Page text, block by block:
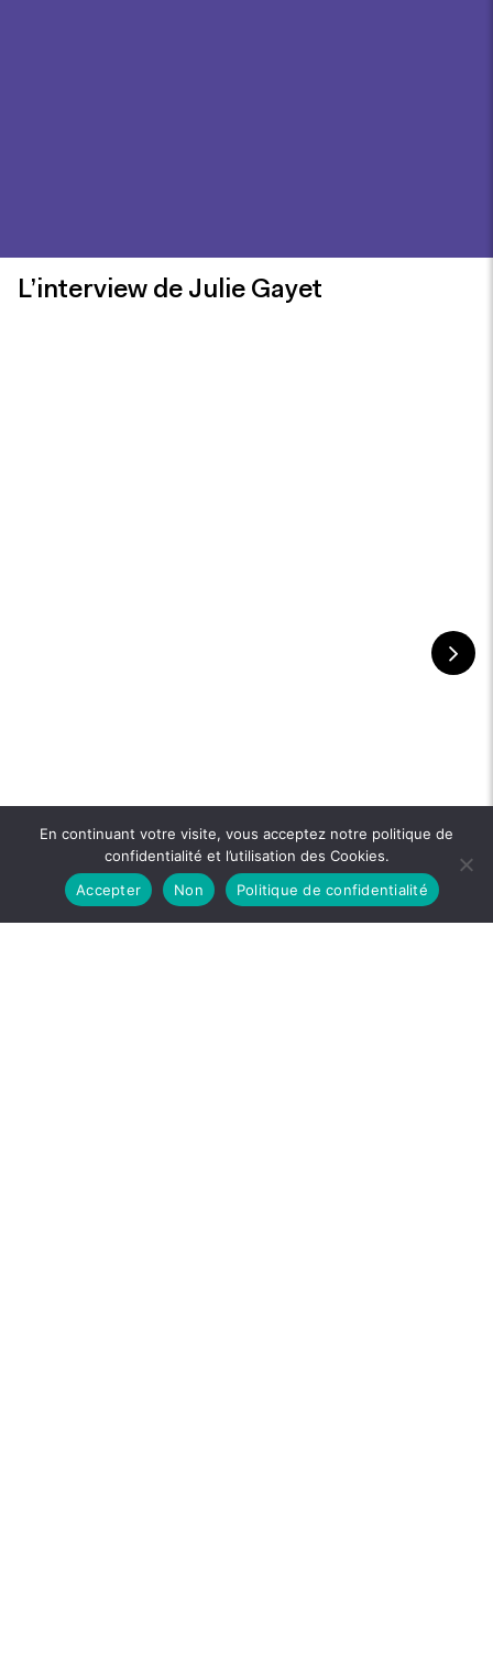
L’interview de Julie Gayet
En continuant votre visite, vous acceptez notre politique de
confidentialité et l’utilisation des Cookies.
Accepter
Non Politique de confidentialité